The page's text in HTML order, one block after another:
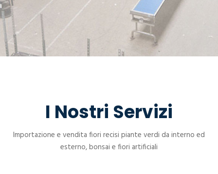
I Nostri Servizi
Importazione e vendita fiori recisi piante verdi da interno ed
esterno, bonsai e fiori artificiali